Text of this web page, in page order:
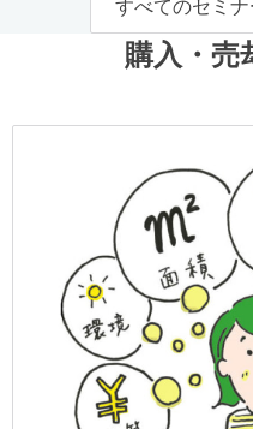
すべてのセミ
購入・売